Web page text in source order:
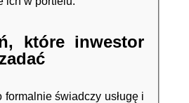
które inwestor
formalnie świadczy usługę i